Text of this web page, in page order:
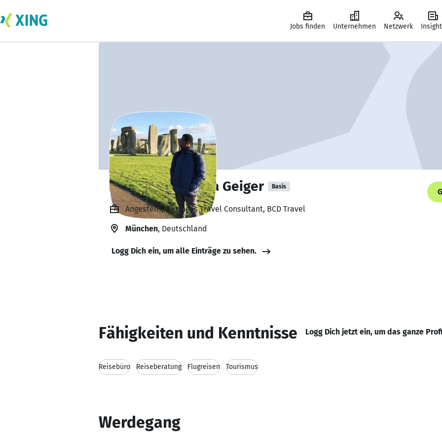
Jobs finden Unternehmen Netzwerk
Hussein Gachanja Geiger Basis
Angestellt, Business Travel Consultant, BCD Travel
München, Deutschland
Logg Dich ein, um alle Einträge zu sehen.
Fähigkeiten und Kenntnisse Logg Dich jetzt ein, um das ganze
Reisebüro Reiseberatung Flugreisen Tourismus
Werdegang